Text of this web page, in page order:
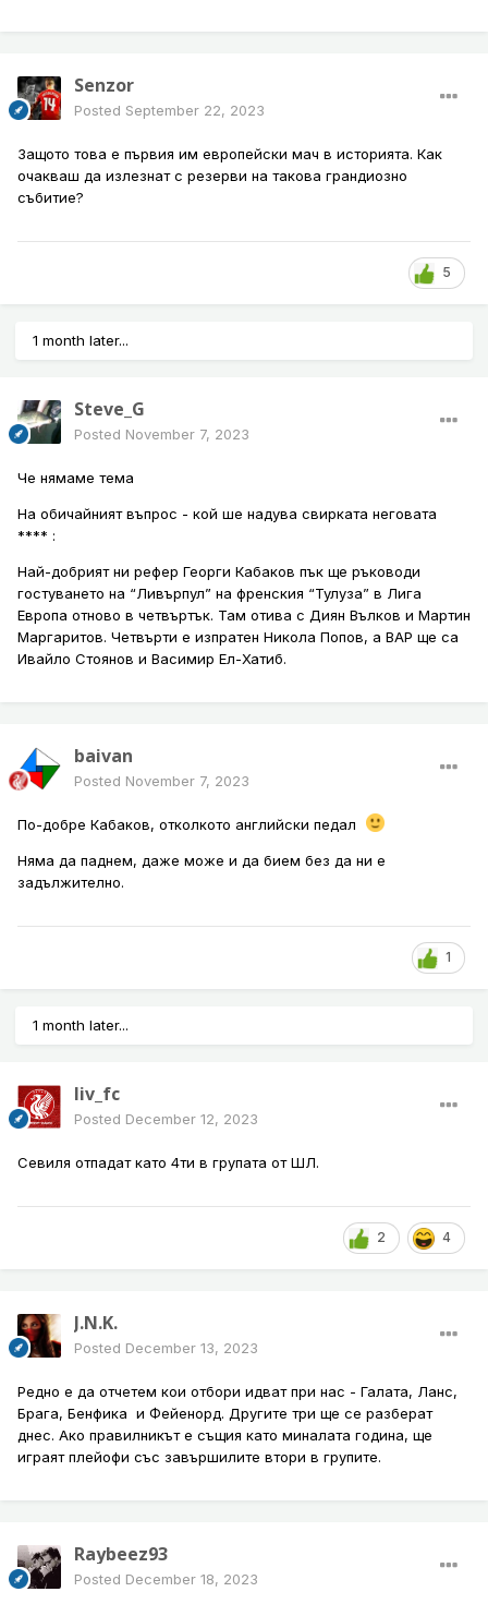
Senzor
Posted September 22, 2023
Защото това е първия им европейски мач в историята. Как
очакваш да излезнат с резерви на такова грандиозно
събитие?
5
1 month later...
Steve_G
Posted November 7, 2023
Че нямаме тема
На обичайният въпрос - кой ше надува свирката неговата
**** :
Най-добрият ни рефер Георги Кабаков пък ще ръководи
гостуването на “Ливърпул” на френския “Тулуза” в Лига
Европа отново в четвъртък. Там отива с Диян Вълков и Мартин
Маргаритов. Четвърти е изпратен Никола Попов, а ВАР ще са
Ивайло Стоянов и Васимир Ел-Хатиб.
baivan
Posted November 7, 2023
По-добре Кабаков, отколкото английски педал
Няма да паднем, даже може и да бием без да ни е
задължително.
1
1 month later...
liv_fc
Posted December 12, 2023
Севиля отпадат като 4ти в групата от ШЛ.
2 4
J.N.K.
Posted December 13, 2023
Редно е да отчетем кои отбори идват при нас - Галата, Ланс,
Брага, Бенфика и Фейенорд. Другите три ще се разберат
днес. Ако правилникът е същия като миналата година, ще
играят плейофи със завършилите втори в групите.
Raybeez93
Posted December 18, 2023